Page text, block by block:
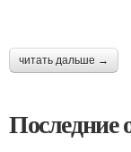
читать дальше →
Последние